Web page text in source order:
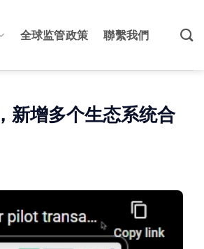
全球监管政策 聯繫我們
新增多个生态系统合